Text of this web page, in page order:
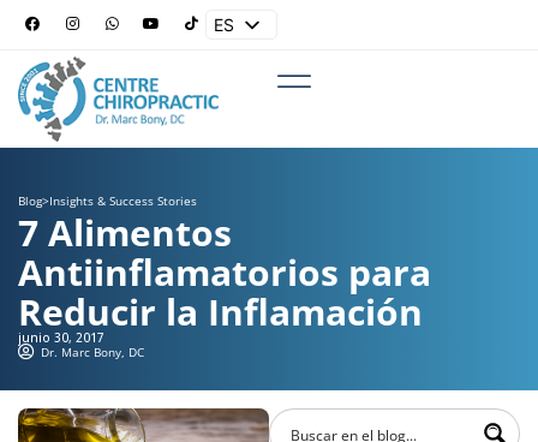
ES
Blog>Insights & Success Stories
7 Alimentos
Antiinflamatorios para
Reducir la Inflamación
junio 30, 2017
Dr. Marc Bony, DC